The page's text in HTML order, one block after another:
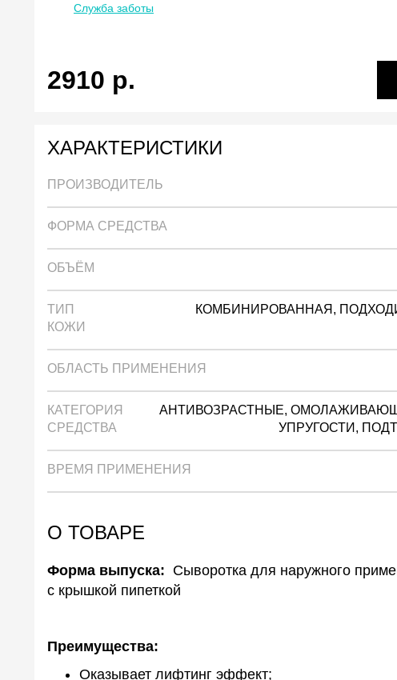
Служба заботы
2910 р.
ХАРАКТЕРИСТИКИ
ПРОИЗВОДИТЕЛЬ
ФОРМА СРЕДСТВА
ОБЪЁМ
ТИП
КОЖИ
КОМБИНИРОВАННАЯ,
ОБЛАСТЬ ПРИМЕНЕНИЯ
КАТЕГОРИЯ
СРЕДСТВА
АНТИВОЗРАСТНЫЕ,
УПРУГОСТИ,
ВРЕМЯ ПРИМЕНЕНИЯ
О ТОВАРЕ
Форма выпуска: Cыворотка для наружного
с крышкой пипеткой
Преимущества:
Оказывает лифтинг эффект;